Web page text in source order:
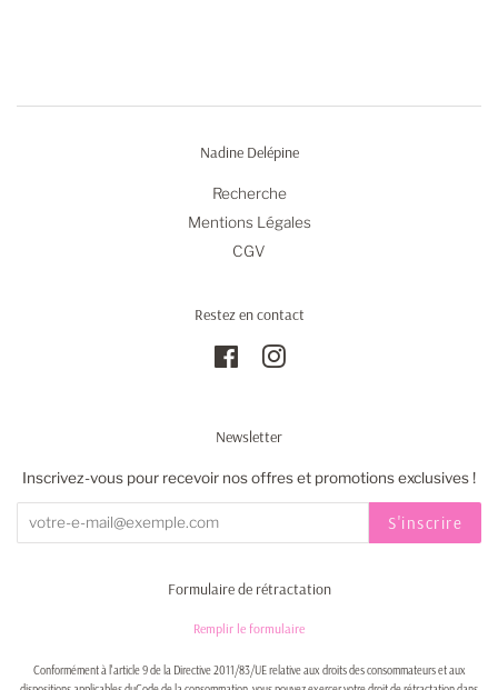
Nadine Delépine
Recherche
Mentions Légales
CGV
Restez en contact
FacebookInstagram
Newsletter
Inscrivez-vous pour recevoir nos offres et promotions exclusives !
S'inscrire
Formulaire de rétractation
Remplir le formulaire
Conformément à l'article 9 de la Directive 2011/83/UE relative aux droits des consommateurs et aux